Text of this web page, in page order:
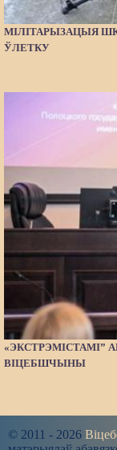
МІЛІТАРЫЗАЦЫЯ
ЎЛЕТКУ
«ЭКСТРЭМІСТАМІ”
ВІЦЕБШЧЫНЫ
© 2011 - 2026